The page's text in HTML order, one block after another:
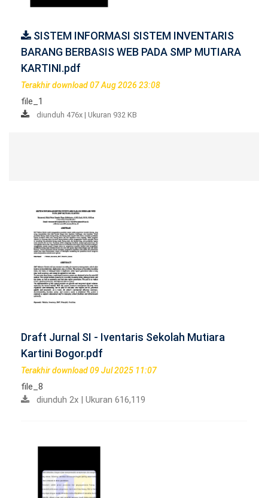
SISTEM INFORMASI SISTEM INVENTARIS
BARANG BERBASIS WEB PADA SMP MUTIARA
KARTINI.pdf
Terakhir download 07 Aug 2026 23:08
file_1
diunduh 476x | Ukuran 932 KB
Draft Jurnal SI - Iventaris Sekolah Mutiara
Kartini Bogor.pdf
Terakhir download 09 Jul 2025 11:07
file_8
diunduh 2x | Ukuran 616,119